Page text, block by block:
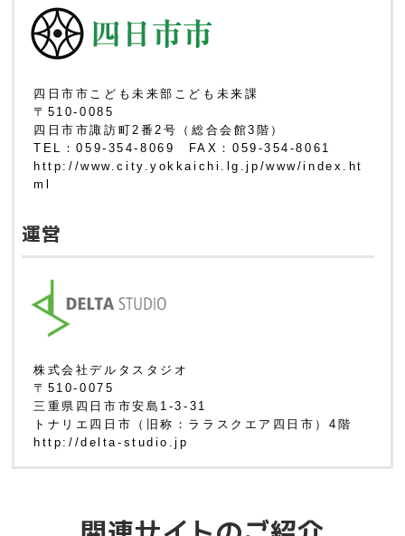
四日市市こども未来部こども未来課
〒510-0085
四日市市諏訪町2番2号（総合会館3階）
TEL：059-354-8069 FAX：059-354-8061
http://www.city.yokkaichi.lg.jp/www/index.ht
ml
運営
株式会社デルタスタジオ
〒510-0075
三重県四日市市安島1-3-31
トナリエ四日市（旧称：ララスクエア四日市）4階
http://delta-studio.jp